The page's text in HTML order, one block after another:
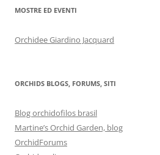
MOSTRE ED EVENTI
Orchidee Giardino Jacquard
ORCHIDS BLOGS, FORUMS, SITI
Blog orchidofilos brasil
Martine’s Orchid Garden, blog
OrchidForums